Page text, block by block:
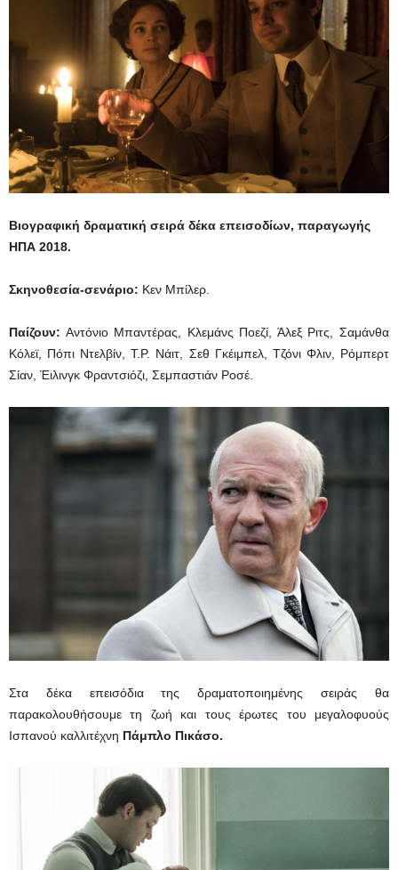
Βιογραφική δραματική σειρά δέκα επεισοδίων, παραγωγής
ΗΠΑ 2018.
Σκηνοθεσία-σενάριο: Κεν Μπίλερ.
Παίζουν: Αντόνιο Μπαντέρας, Κλεμάνς Ποεζί, Άλεξ Ριτς, Σαμάνθα
Κόλεϊ, Πόπι Ντελβίν, Τ.Ρ. Νάιτ, Σεθ Γκέιμπελ, Τζόνι Φλιν, Ρόμπερτ
Σίαν, Έιλινγκ Φραντσιόζι, Σεμπαστιάν Ροσέ.
Στα δέκα επεισόδια της δραματοποιημένης σειράς θα
παρακολουθήσουμε τη ζωή και τους έρωτες του μεγαλοφυούς
Ισπανού καλλιτέχνη Πάμπλο Πικάσο.